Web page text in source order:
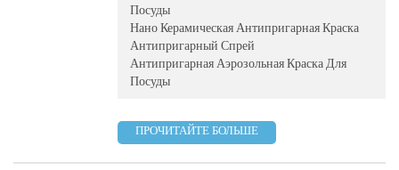
Посуды
Нано Керамическая Антипригарная Краска
Антипригарный Спрей
Антипригарная Аэрозольная Краска Для
Посуды
ПРОЧИТАЙТЕ БОЛЬШЕ